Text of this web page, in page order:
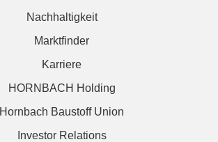
Nachhaltigkeit
Marktfinder
Karriere
HORNBACH Holding
Hornbach Baustoff Union
Investor Relations